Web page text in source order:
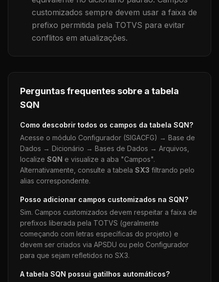
customizados sempre devem usar a faixa de
prefixo permitida pela TOTVS para evitar
conflitos em atualizações.
Perguntas frequentes sobre a tabela
SQN
Como descobrir todos os campos da tabela SQN?
Acesse o módulo Configurador (SIGACFG) → Base de
Dados → Dicionário → Bases de Dados → Arquivos,
localize SQN e visualize a aba "Campos".
Alternativamente, consulte a tabela SX3 filtrando pelo
alias correspondente.
Posso adicionar campos customizados na SQN?
Sim. Campos customizados devem respeitar a faixa de
prefixos liberada pela TOTVS (geralmente
começando com letras específicas do projeto) e
devem ser criados via APSDU ou pelo Configurador
para que sejam refletidos no SX3.
A tabela SQN possui gatilhos automáticos?